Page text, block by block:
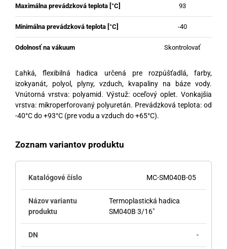
Maximálna prevádzková teplota [°C] 93
Minimálna prevádzková teplota [°C] -40
Odolnosť na vákuum Skontrolovať
Ľahká, flexibilná hadica určená pre rozpúšťadlá, farby,
izokyanát, polyol, plyny, vzduch, kvapaliny na báze vody.
Vnútorná vrstva: polyamid. Výstuž: oceľový oplet. Vonkajšia
vrstva: mikroperforovaný polyuretán. Prevádzková teplota: od
-40°C do +93°C (pre vodu a vzduch do +65°C).
Zoznam variantov produktu
MC-SM040B-05
Termoplastická hadica
SM040B 3/16"
-